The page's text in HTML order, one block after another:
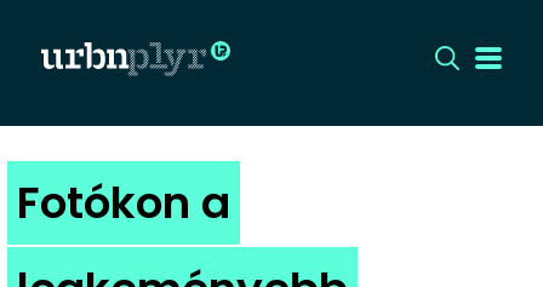
CÍMLAP
DIZÁJN
Fotókon a